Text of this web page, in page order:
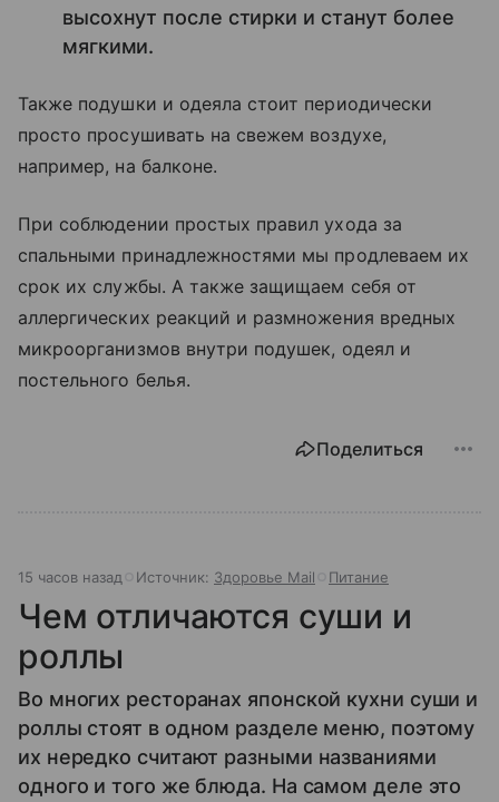
высохнут после стирки и станут более
мягкими.
Также подушки и одеяла стоит периодически
просто просушивать на свежем воздухе,
например, на балконе.
При соблюдении простых правил ухода за
спальными принадлежностями мы продлеваем их
срок их службы. А также защищаем себя от
аллергических реакций и размножения вредных
микроорганизмов внутри подушек, одеял и
постельного белья.
Поделиться
15 часов назад Источник: Здоровье Mail Питание
Чем отличаются суши и
роллы
Во многих ресторанах японской кухни суши и
роллы стоят в одном разделе меню, поэтому
их нередко считают разными названиями
одного и того же блюда. На самом деле это